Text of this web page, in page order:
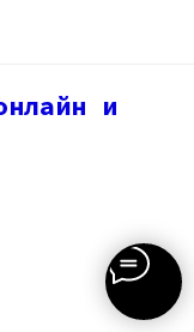
и